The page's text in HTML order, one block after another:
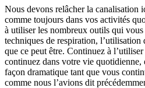
Nous devons relâcher la canalisation
comme toujours dans vos activités
à utiliser les nombreux outils qui
techniques de respiration, l’utilisation
que ce peut être. Continuez à
continuez dans votre vie quotidienne,
façon dramatique tant que vous
comme nous l’avions dit